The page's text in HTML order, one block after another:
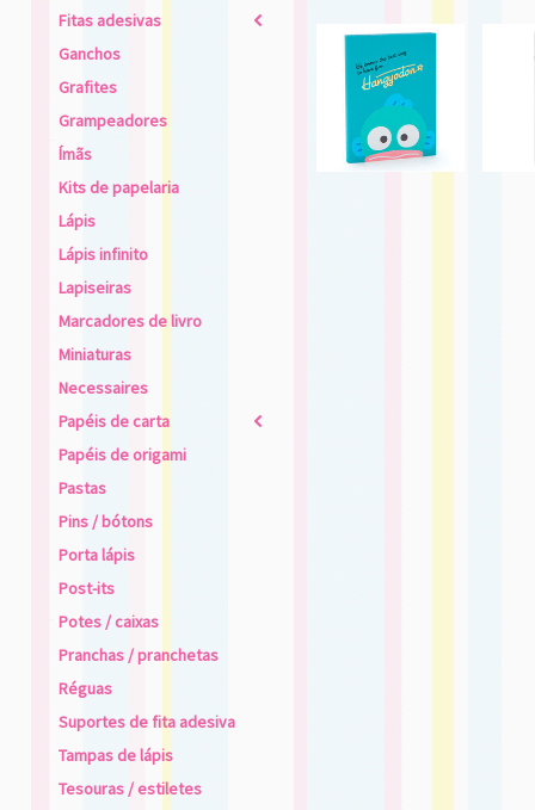
Fitas adesivas
2
Ganchos
Grafites
Grampeadores
Ímãs
Kits de papelaria
Lápis
Lápis infinito
Lapiseiras
Marcadores de livro
Miniaturas
Necessaires
Papéis de carta
2
Papéis de origami
Pastas
Pins / bótons
Porta lápis
Post-its
Potes / caixas
Pranchas / pranchetas
Réguas
Suportes de fita adesiva
Tampas de lápis
Tesouras / estiletes